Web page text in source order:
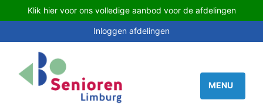
Klik hier voor ons volledige aanbod voor de afdelingen
Inloggen afdelingen